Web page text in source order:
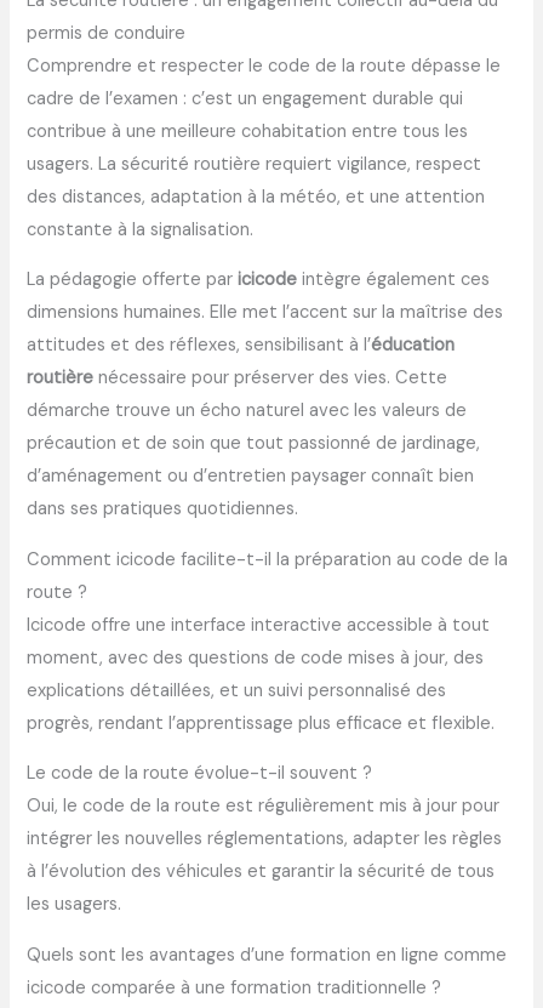
permis de conduire
Comprendre et respecter le code de la route dépasse le
cadre de l’examen : c’est un engagement durable qui
contribue à une meilleure cohabitation entre tous les
usagers. La sécurité routière requiert vigilance, respect
des distances, adaptation à la météo, et une attention
constante à la signalisation.
La pédagogie offerte paricicode intègre également ces
dimensions humaines. Elle met l’accent sur la maîtrise des
attitudes et des réflexes, sensibilisant à l’éducation
routière nécessaire pour préserver des vies. Cette
démarche trouve un écho naturel avec les valeurs de
précaution et de soin que tout passionné de jardinage,
d’aménagement ou d’entretien paysager connaît bien
dans ses pratiques quotidiennes.
Comment icicode facilite-t-il la préparation au code de la
route ?
Icicode offre une interface interactive accessible à tout
moment, avec des questions de code mises à jour, des
explications détaillées, et un suivi personnalisé des
progrès, rendant l’apprentissage plus efficace et flexible.
Le code de la route évolue-t-il souvent ?
Oui, le code de la route est régulièrement mis à jour pour
intégrer les nouvelles réglementations, adapter les règles
à l’évolution des véhicules et garantir la sécurité de tous
les usagers.
Quels sont les avantages d’une formation en ligne comme
icicode comparée à une formation traditionnelle ?